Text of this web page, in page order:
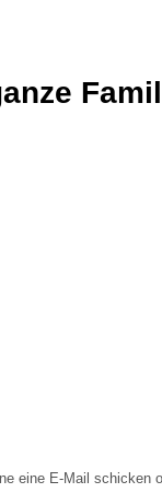
eine E-Mail schicken